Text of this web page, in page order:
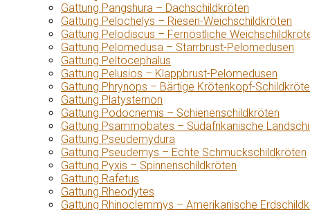
Gattung Pangshura – Dachschildkröten
Gattung Pelochelys – Riesen-Weichschildkröten
Gattung Pelodiscus – Fernöstliche
Gattung Pelomedusa – Starrbrust-Pelomedusen
Gattung Peltocephalus
Gattung Pelusios – Klappbrust-Pelomedusen
Gattung Phrynops – Bärtige Krötenkopf-
Gattung Platysternon
Gattung Podocnemis – Schienenschildkröten
Gattung Psammobates – Südafrikanische
Gattung Pseudemydura
Gattung Pseudemys – Echte Schmuckschildkröten
Gattung Pyxis – Spinnenschildkröten
Gattung Rafetus
Gattung Rheodytes
Gattung Rhinoclemmys – Amerikanische